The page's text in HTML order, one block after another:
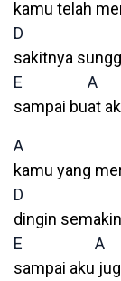
kamu telah
D
sakitnya
E
A
sampai buat
A
kamu yang
D
dingin
E
A
sampai aku